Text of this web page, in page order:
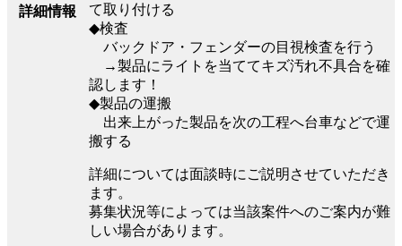
詳細情報
て取り付ける
◆検査
バックドア・フェンダーの目視検査を行う
→製品にライトを当ててキズ汚れ不具合を確
認します！
◆製品の運搬
出来上がった製品を次の工程へ台車などで運
搬する
詳細については面談時にご説明させていただき
ます。
募集状況等によっては当該案件へのご案内が難
しい場合があります。